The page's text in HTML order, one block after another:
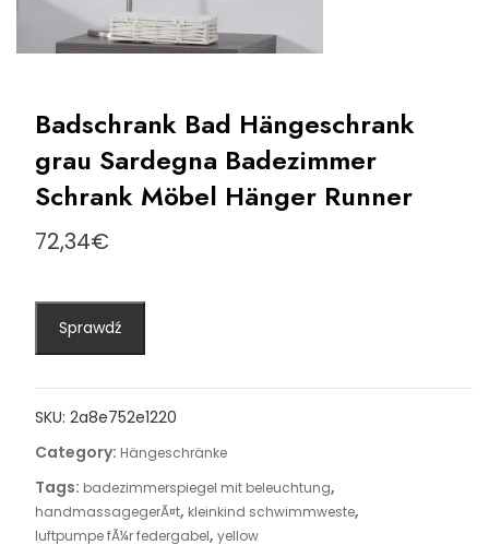
Badschrank Bad Hängeschrank
grau Sardegna Badezimmer
Schrank Möbel Hänger Runner
72,34€
Sprawdź
SKU: 2a8e752e1220
Category: Hängeschränke
Tags: badezimmerspiegel mit beleuchtung,
handmassagegerÃ¤t, kleinkind schwimmweste,
luftpumpe fÃ¼r federgabel, yellow